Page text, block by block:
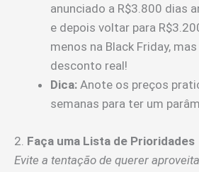
anunciado a R$3.800 dias
e depois voltar para
menos na Black Friday,
desconto real!
Dica: Anote os preços
semanas para ter um
2. Faça uma Lista de Prioridades
Evite a tentação de querer